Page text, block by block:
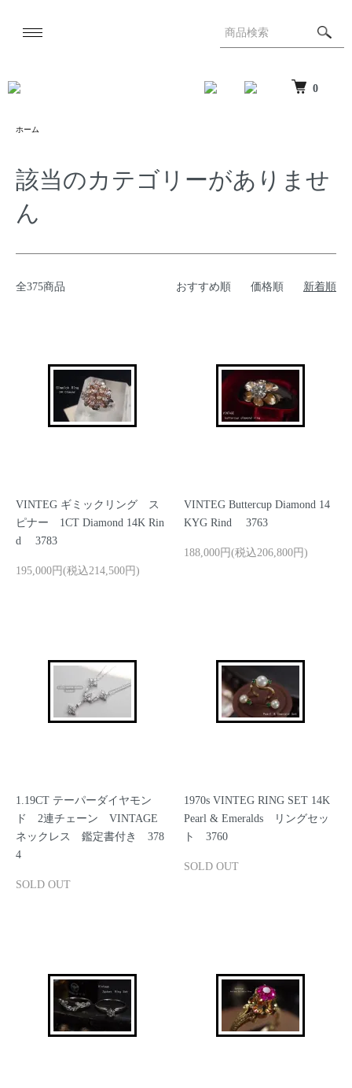
0
ホーム
該当のカテゴリーがありませ
ん
全375商品 おすすめ順 価格順 新着順
VINTEG ギミックリング ス
ピナー 1CT Diamond 14K Rin
d 3783
195,000円(税込214,500円)
VINTEG Buttercup Diamond 14
KYG Rind 3763
188,000円(税込206,800円)
1.19CT テーパーダイヤモン
ド 2連チェーン VINTAGE
ネックレス 鑑定書付き 378
4
SOLD OUT
1970s VINTEG RING SET 14K
Pearl & Emeralds リングセッ
ト 3760
SOLD OUT